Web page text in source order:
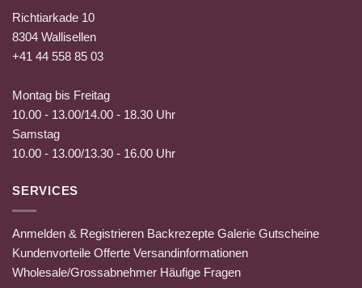
Richtiarkade 10
8304 Wallisellen
+41 44 558 85 03
Montag bis Freitag
10.00 - 13.00/14.00 - 18.30 Uhr
Samstag
10.00 - 13.00/13.30 - 16.00 Uhr
SERVICES
Anmelden & Registrieren Backrezepte Galerie Gutscheine
Kundenvorteile Offerte Versandinformationen
Wholesale/Grossabnehmer Häufige Fragen